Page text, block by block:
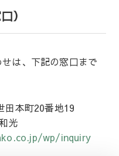
）
は、下記の窓口まで
田本町20番地19
光
wp/inquiry